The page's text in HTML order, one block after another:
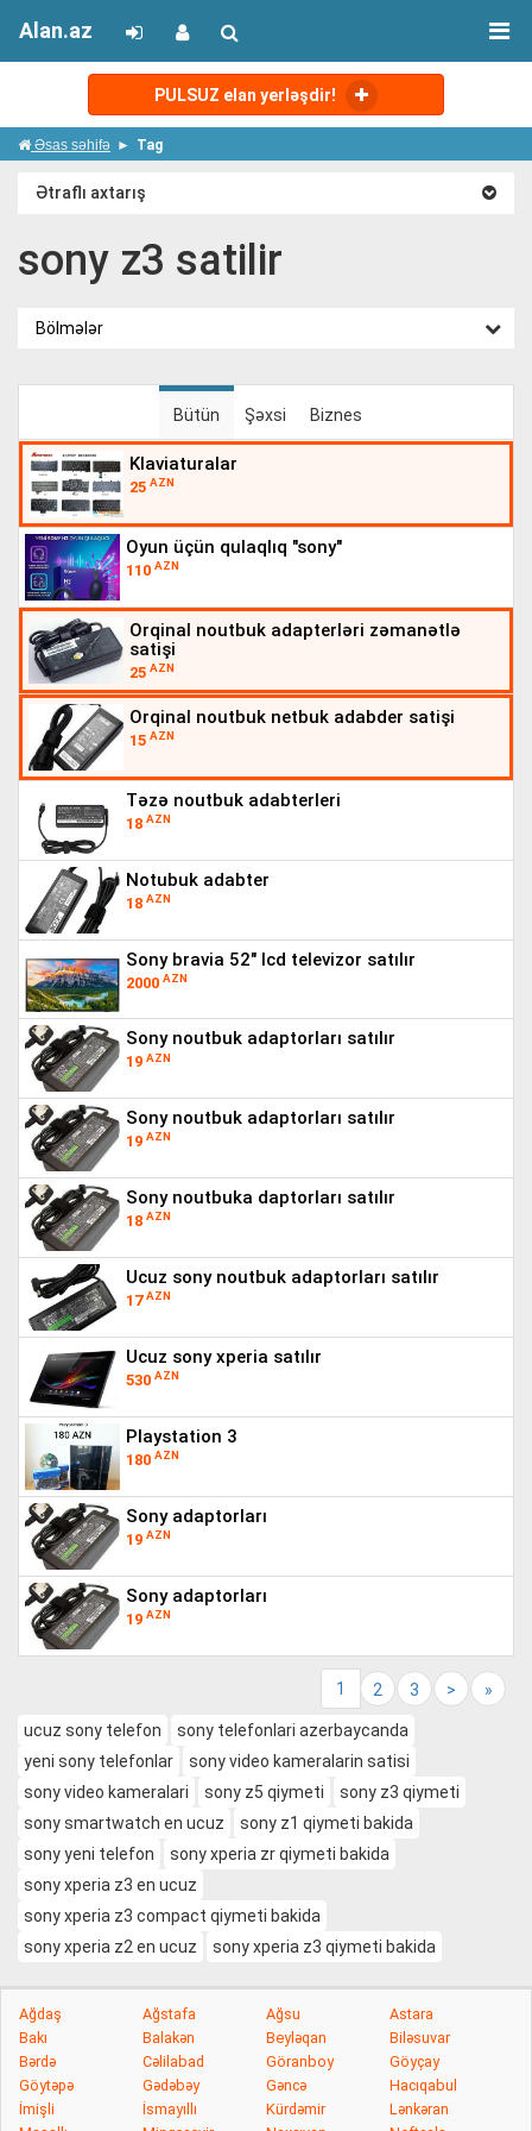
PULSUZ elan yerləşdir!
Alan.az
Əsas səhifə Tag
Ətraflı axtarış
sony z3 satilir
Bölmələr
Bütün Şəxsi Biznes
klaviaturalar
25 AZN
oyun üçün qulaqlıq "sony"
110 AZN
orqinal noutbuk adapterləri zəmanətlə
satişi
25 AZN
orqinal noutbuk netbuk adabder satişi
15 AZN
təzə noutbuk adabterleri
18 AZN
notubuk adabter
18 AZN
sony bravia 52" lcd televizor satılır
2000 AZN
sony noutbuk adaptorları satılır
19 AZN
sony noutbuk adaptorları satılır
19 AZN
sony noutbuka daptorları satılır
18 AZN
ucuz sony noutbuk adaptorları satılır
17AZN
ucuz sony xperia satılır
530 AZN
playstation 3
180 AZN
sony adaptorları
19 AZN
sony adaptorları
19 AZN
1 2 3 > »
ucuz sony telefon
sony telefonlari azerbaycanda
yeni sony telefonlar
sony video kameralarin satisi
sony video kameralari
sony z5 qiymeti
sony z3 qiymeti
sony smartwatch en ucuz
sony z1 qiymeti bakida
sony yeni telefon
sony xperia zr qiymeti bakida
sony xperia z3 en ucuz
sony xperia z3 compact qiymeti bakida
sony xperia z2 en ucuz
sony xperia z3 qiymeti bakida
Ağdaş Ağstafa Ağsu
Astara
Bakı
Balakən Beyləqan
Biləsuvar
Bərdə
Cəlilabad Göranboy
Göyçay
Göytəpə
Gədəbəy Gəncə
Hacıqabul
İmişli
İsmayıllı Kürdəmir
Lənkəran